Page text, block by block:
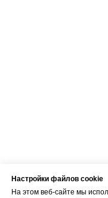
Настройки файлов cookie
На этом веб-сайте мы